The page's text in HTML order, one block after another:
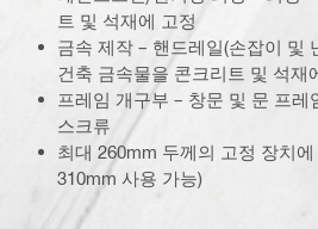
트 및 석재에 고정
금속 제작 – 핸드레일(손잡이 및
건축 금속물을 콘크리트 및 석재
프레임 개구부 – 창문 및 문 프레
스크류
최대 260mm 두께의 고정 장치
310mm 사용 가능)